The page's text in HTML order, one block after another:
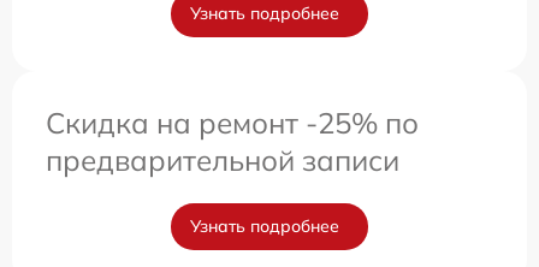
Узнать подробнее
Скидка на ремонт -25% по
предварительной записи
Узнать подробнее